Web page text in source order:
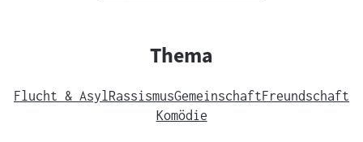
Thema
Flucht & Asyl RassismusGemeinschaftFreundschaft
Komödie